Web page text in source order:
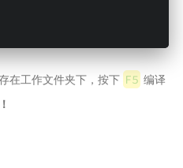
在工作文件夹下，按下 F5 编译